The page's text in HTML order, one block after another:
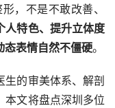
，不是不敢改善、
人特色、提升立体度
态表情自然不僵硬。
生的审美体系、解剖
本文将盘点深圳多位